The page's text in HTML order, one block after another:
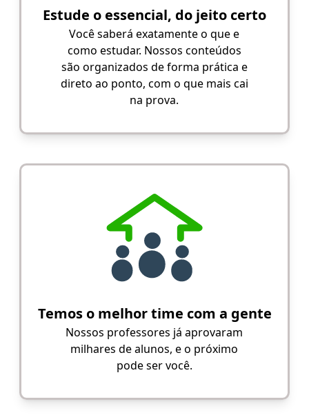
Estude o essencial, do jeito certo
Você saberá exatamente o que e
como estudar. Nossos conteúdos
são organizados de forma prática e
direto ao ponto, com o que mais cai
na prova.
Temos o melhor time com a gente
Nossos professores já aprovaram
milhares de alunos, e o próximo
pode ser você.